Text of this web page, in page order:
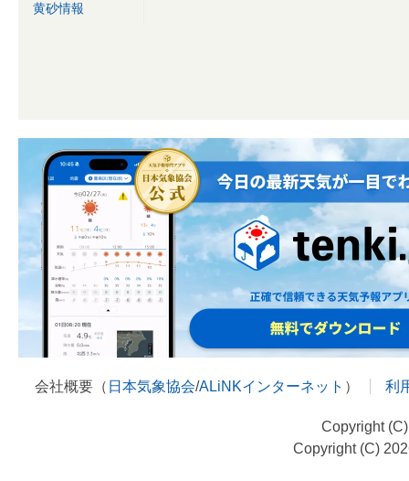
黄砂情報
会社概要（ 日本気象協会/ALiNKインターネット ） 利
Copyright
Copyright (C)